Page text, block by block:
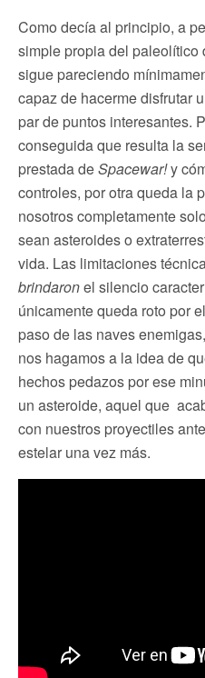
Como decía al principio, a
simple propia del
sigue pareciendo
capaz de hacerme disfrutar
par de puntos interesantes.
conseguida que resulta la
prestada deSpacewar!y
controles, por otra queda la
nosotros completamente
sean asteroides o
vida. Las limitaciones
brindaronel silencio
únicamente queda roto por
paso de las naves
nos hagamos a la idea de
hechos pedazos por ese
un asteroide, aquel que
con nuestros proyectiles
estelar una vez más.